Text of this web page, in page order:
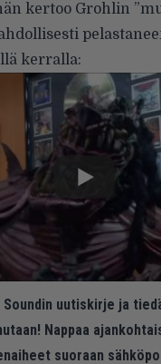
kertoo Grohlin
kerralla:
Soundin uutiskirje ja
Nappaa
suoraan